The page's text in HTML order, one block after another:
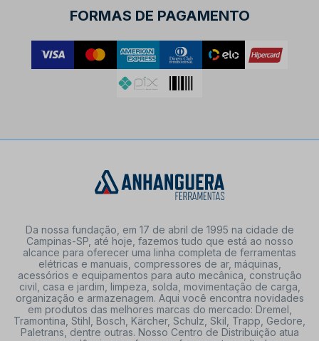
FORMAS DE PAGAMENTO
Da nossa fundação, em 17 de abril de 1995 na cidade de
Campinas-SP, até hoje, fazemos tudo que está ao nosso
alcance para oferecer uma linha completa de ferramentas
elétricas e manuais, compressores de ar, máquinas,
acessórios e equipamentos para auto mecânica, construção
civil, casa e jardim, limpeza, solda, movimentação de carga,
organização e armazenagem. Aqui você encontra novidades
em produtos das melhores marcas do mercado: Dremel,
Tramontina, Stihl, Bosch, Kärcher, Schulz, Skil, Trapp, Gedore,
Paletrans, dentre outras. Nosso Centro de Distribuição atua